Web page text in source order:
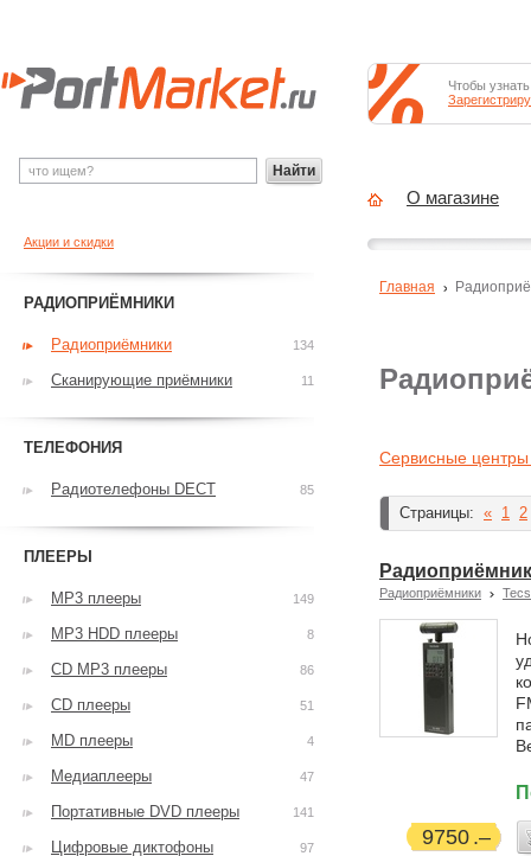
Сервисные центры
Страницы: « 1 2
Радиоприёмники
9750
Главная
Акции и скидки
РАДИОПРИЁМНИКИ
Радиоприёмники 134
Сканирующие приёмники 11
ТЕЛЕФОНИЯ
Радиотелефоны DECT 85
ПЛЕЕРЫ
MP3 плееры 149
MP3 HDD плееры 8
CD MP3 плееры 86
CD плееры 51
MD плееры 4
Медиаплееры 47
Портативные DVD плееры 141
Цифровые диктофоны 97
Найти
Чтобы
О магазине